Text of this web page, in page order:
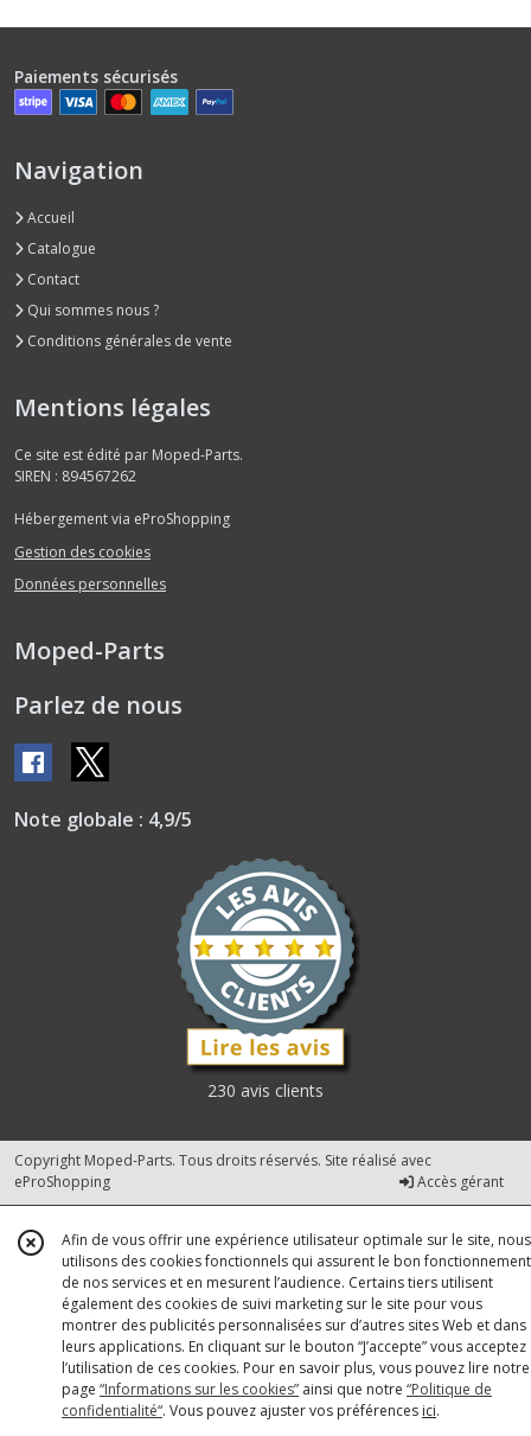
Paiements sécurisés
Navigation
Accueil
Catalogue
Contact
Qui sommes nous ?
Conditions générales de vente
Mentions légales
Ce site est édité par Moped-Parts.
SIREN : 894567262
Hébergement via eProShopping
Gestion des cookies
Données personnelles
Moped-Parts
Parlez de nous
Note globale : 4,9/5
230 avis clients
Copyright Moped-Parts. Tous droits réservés. Site réalisé avec
eProShopping
Accès gérant
Afin de vous offrir une expérience utilisateur optimale sur le site, nous
utilisons des cookies fonctionnels qui assurent le bon fonctionnement
de nos services et en mesurent l’audience. Certains tiers utilisent
également des cookies de suivi marketing sur le site pour vous
montrer des publicités personnalisées sur d’autres sites Web et dans
leurs applications. En cliquant sur le bouton “J’accepte” vous acceptez
l’utilisation de ces cookies. Pour en savoir plus, vous pouvez lire notre
page “Informations sur les cookies” ainsi que notre “Politique de
confidentialité“. Vous pouvez ajuster vos préférences ici.